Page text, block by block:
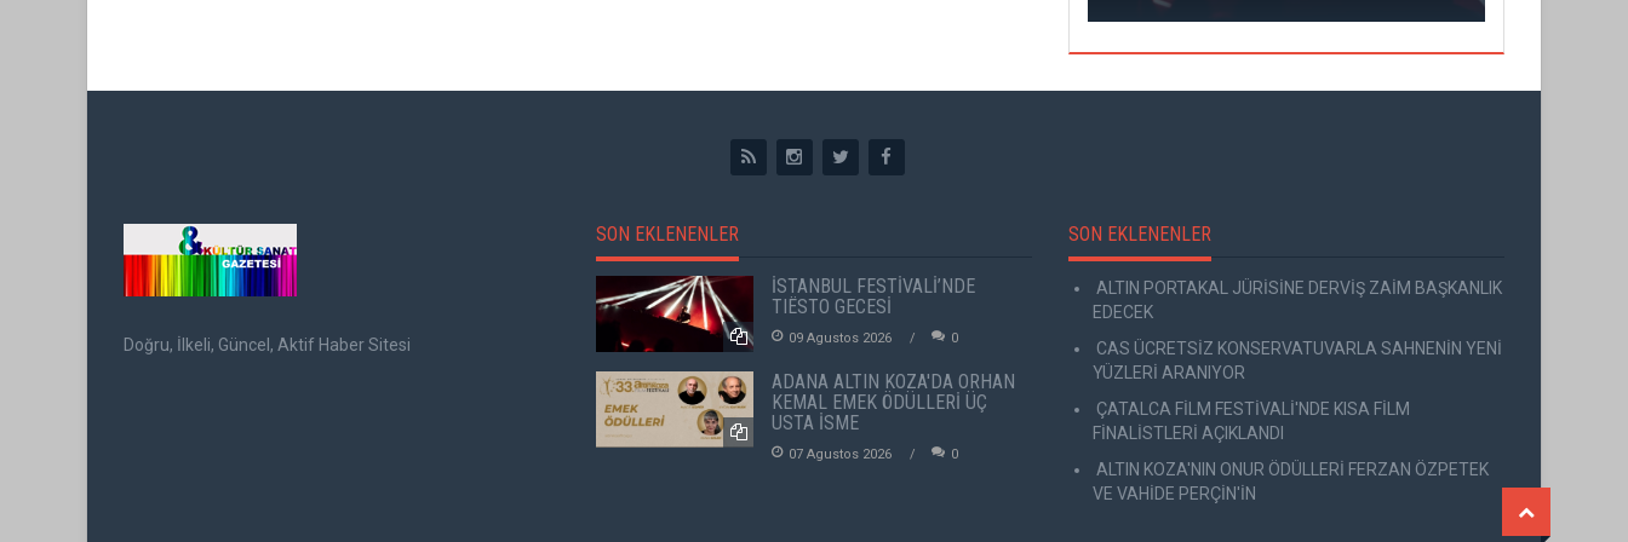
Doğru, İlkeli, Güncel, Aktif Haber Sitesi
SON EKLENENLER
İSTANBUL FESTİVALİ’NDE
TIËSTO GECESİ
09 Agustos 2026 0
ADANA ALTIN KOZA'DA ORHAN
KEMAL EMEK ÖDÜLLERİ ÜÇ
USTA İSME
07 Agustos 2026 0
SON EKLENENLER
ALTIN PORTAKAL JÜRİSİNE DERVİŞ ZAİM BAŞKANLIK
EDECEK
CAS ÜCRETSİZ KONSERVATUVARLA SAHNENİN YENİ
YÜZLERİ ARANIYOR
ÇATALCA FİLM FESTİVALİ'NDE KISA FİLM
FİNALİSTLERİ AÇIKLANDI
ALTIN KOZA'NIN ONUR ÖDÜLLERİ FERZAN ÖZPETEK
VE VAHİDE PERÇİN'İN